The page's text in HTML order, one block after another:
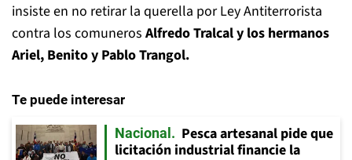
insiste en no retirar la querella por Ley Antiterrorista
contra los comuneros Alfredo Tralcal y los hermanos
Ariel, Benito y Pablo Trangol.
Te puede interesar
Nacional
Pesca artesanal pide que
licitación industrial financie la